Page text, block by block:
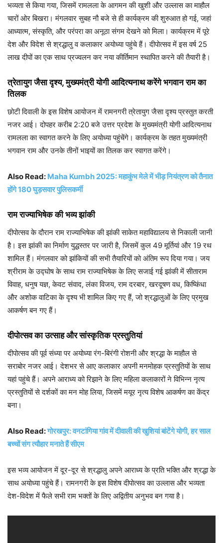
भव्यता से किया गया, जिसमें रामलला के आगमन की खुशी और उल्लास का माहौल
चारों ओर बिखरा। मंगलवार सुबह नौ बजे से ही कार्यक्रम की शुरुआत हो गई, जहां
आध्यात्म, संस्कृति, और परंपरा का अनूठा संगम देखने को मिला। कार्यक्रम में पूरे
देश और विदेश से श्रद्धालु व कलाकार अयोध्या पहुंचे हैं। दीपोत्सव में इस वर्ष 25
लाख दीपों का एक साथ प्रज्वलन कर नया कीर्तिमान स्थापित करने की तैयारी है।
त्रेतायुग जैसा दृश्य, मुख्यमंत्री योगी आदित्यनाथ करेंगे भगवान राम का
तिलक
छोटी दिवाली के इस विशेष आयोजन में रामनगरी त्रेतायुग जैसा दृश्य प्रस्तुत करती
नजर आई। दोपहर करीब 2:20 बजे उत्तर प्रदेश के मुख्यमंत्री योगी आदित्यनाथ
रामलला का स्वागत करने के लिए अयोध्या पहुंचेंगे। कार्यक्रम के तहत मुख्यमंत्री
भगवान राम और उनके तीनों भाइयों का तिलक कर स्वागत करेंगे।
Also Read: Maha Kumbh 2025: महाकुंभ मेले में भीड़ नियंत्रण को तैनात
होंगे 180 घुड़सवार पुलिसकर्मी
राम राज्याभिषेक की भव्य झांकी
दीपोत्सव के दौरान राम राज्याभिषेक की झांकी साकेत महाविद्यालय से निकाली जानी
है। इस झांकी का निर्माण युद्धस्तर पर जारी है, जिसमें कुल 49 मूर्तियां और 19 रथ
शामिल हैं। मंगलवार को झांकियों की सभी तैयारियों को अंतिम रूप दिया गया। जय
श्रीराम के उद्घोष के साथ राम राज्याभिषेक के लिए सजाई गई झांकी में सीताराम
विवाह, धनुष यज्ञ, केवट संवाद, लंका विजय, राम दरबार, खरदूषण वध, किष्किंधा
और अशोक वाटिका के दृश्य भी शामिल किए गए हैं, जो श्रद्धालुओं के लिए प्रमुख
आकर्षण बन गए हैं।
दीपोत्सव का उत्साह और सांस्कृतिक प्रस्तुतियां
दीपोत्सव की पूर्व संध्या पर अयोध्या रंग-बिरंगी रोशनी और श्रद्धा के माहौल से
सराबोर नजर आई। देशभर से आए कलाकार अपनी मनमोहक प्रस्तुतियों के साथ
यहां पहुंचे हैं। अपने आराध्य को रिझाने के लिए महिला कलाकारों ने विभिन्न नृत्य
प्रस्तुतियों से दर्शकों का मन मोह लिया, जिसमें मयूर नृत्य विशेष आकर्षण का केंद्र
बना।
Also Read:गोरखपुर: वनटांगिया गांव में दीवाली की खुशियां बांटेंगे योगी, हर साल
बच्चों संग त्यौहार मनाते हैं सीएम
इस भव्य आयोजन में दूर-दूर से श्रद्धालु अपने आराध्य के प्रति भक्ति और श्रद्धा के
साथ अयोध्या पहुंचे हैं। रामनगरी के इस विशेष दीपोत्सव का उल्लास और भव्यता
देश-विदेश में फैले सभी राम भक्तों के लिए अद्वितीय अनुभव बन गया है।